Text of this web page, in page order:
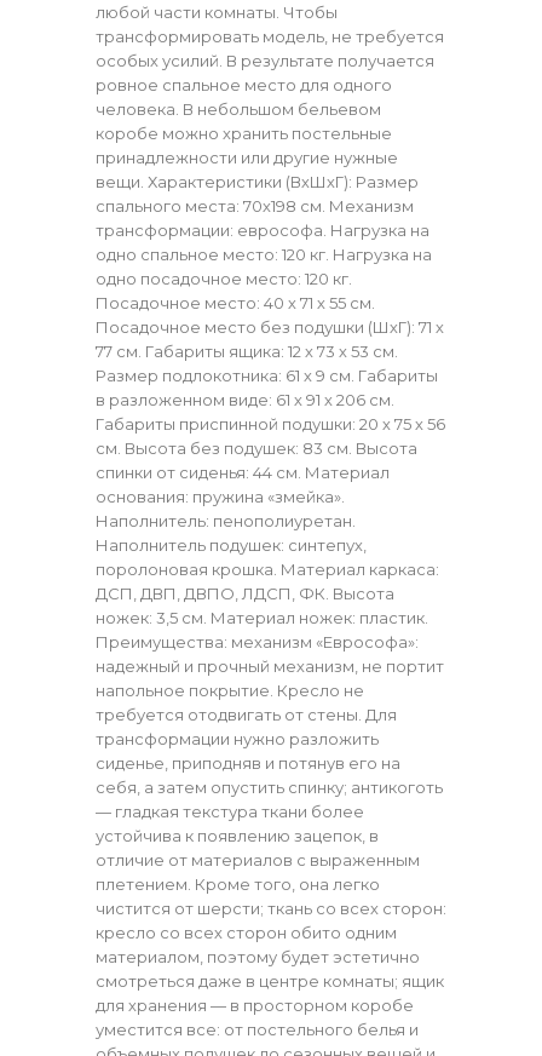
любой части комнаты. Чтобы
трансформировать модель, не требуется
особых усилий. В результате получается
ровное спальное место для одного
человека. В небольшом бельевом
коробе можно хранить постельные
принадлежности или другие нужные
вещи. Характеристики (ВхШхГ): Размер
спального места: 70х198 см. Механизм
трансформации: еврософа. Нагрузка на
одно спальное место: 120 кг. Нагрузка на
одно посадочное место: 120 кг.
Посадочное место: 40 х 71 х 55 см.
Посадочное место без подушки (ШхГ): 71 х
77 см. Габариты ящика: 12 х 73 х 53 см.
Размер подлокотника: 61 х 9 см. Габариты
в разложенном виде: 61 х 91 х 206 см.
Габариты приспинной подушки: 20 х 75 х 56
см. Высота без подушек: 83 см. Высота
спинки от сиденья: 44 см. Материал
основания: пружина «змейка».
Наполнитель: пенополиуретан.
Наполнитель подушек: синтепух,
поролоновая крошка. Материал каркаса:
ДСП, ДВП, ДВПО, ЛДСП, ФК. Высота
ножек: 3,5 см. Материал ножек: пластик.
Преимущества: механизм «Еврософа»:
надежный и прочный механизм, не портит
напольное покрытие. Кресло не
требуется отодвигать от стены. Для
трансформации нужно разложить
сиденье, приподняв и потянув его на
себя, а затем опустить спинку; антикоготь
— гладкая текстура ткани более
устойчива к появлению зацепок, в
отличие от материалов с выраженным
плетением. Кроме того, она легко
чистится от шерсти; ткань со всех сторон:
кресло со всех сторон обито одним
материалом, поэтому будет эстетично
смотреться даже в центре комнаты; ящик
для хранения — в просторном коробе
уместится все: от постельного белья и